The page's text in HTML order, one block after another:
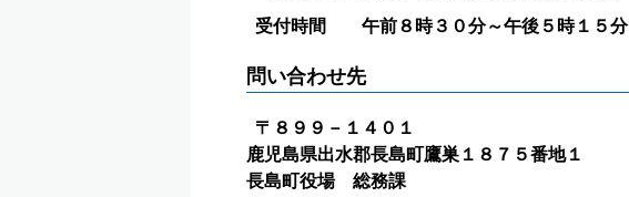
受付時間 午前８時３０分～午後５時１５分
問い合わせ先
〒８９９－１４０１
鹿児島県出水郡長島町鷹巣１８７５番地１
長島町役場 総務課